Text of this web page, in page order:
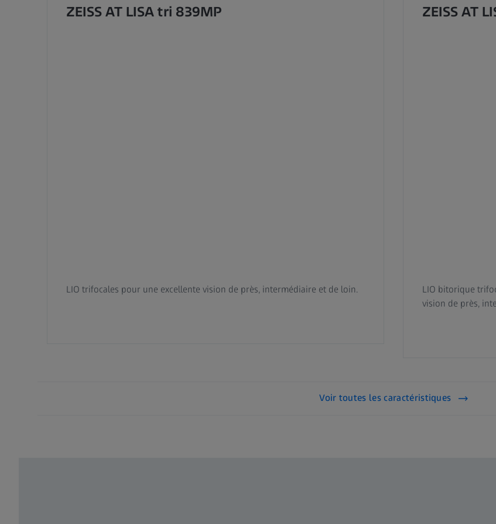
ZEISS AT LISA tri 839MP
LIO trifocales pour une excellente vision de près, intermédiaire et de loin.
ZEISS AT
LIO bitorique
vision de près,
Voir toutes les caractéristiques